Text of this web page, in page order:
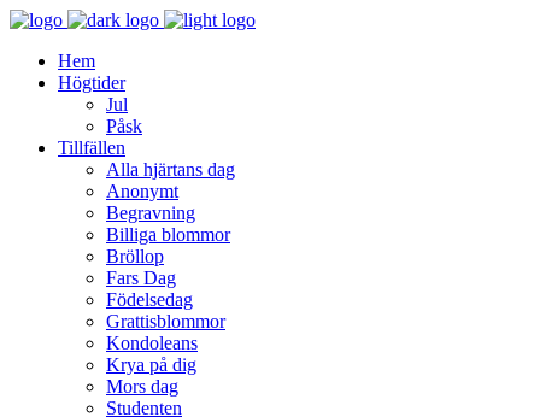
Hem
Högtider
Jul
Påsk
Tillfällen
Alla hjärtans dag
Anonymt
Begravning
Billiga blommor
Bröllop
Fars Dag
Födelsedag
Grattisblommor
Kondoleans
Krya på dig
Mors dag
Studenten